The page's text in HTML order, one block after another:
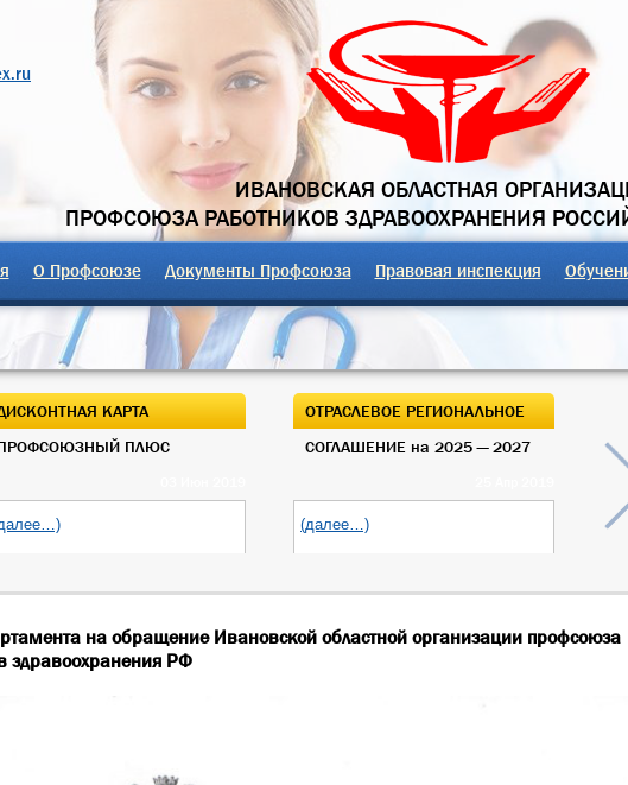
ИВАНОВСКАЯ ОБЛАСТНАЯ
ПРОФСОЮЗА РАБОТНИКОВ ЗДРАВООХРАНЕНИЯ
О Профсоюзе Документы Профсоюза Правовая инспекция
КАРТА
ПЛЮС
ОТРАСЛЕВОЕ РЕГИОНАЛЬНОЕ
СОГЛАШЕНИЕ на 2025 — 2027
(далее…)
на обращение Ивановской областной организации профсоюза
здравоохранения РФ